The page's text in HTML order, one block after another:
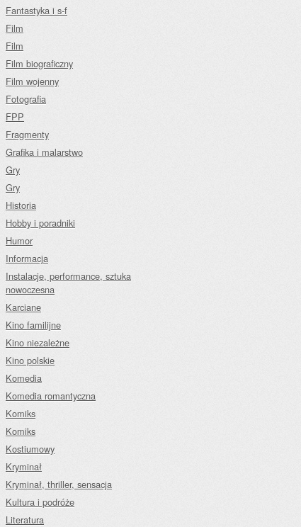
Fantastyka i s-f
Film
Film
Film biograficzny
Film wojenny
Fotografia
FPP
Fragmenty
Grafika i malarstwo
Gry
Gry
Historia
Hobby i poradniki
Humor
Informacja
Instalacje, performance, sztuka
nowoczesna
Karciane
Kino familijne
Kino niezależne
Kino polskie
Komedia
Komedia romantyczna
Komiks
Komiks
Kostiumowy
Kryminał
Kryminał, thriller, sensacja
Kultura i podróże
Literatura